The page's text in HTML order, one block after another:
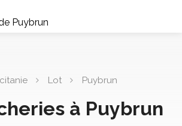
Puybrun
Lot Puybrun
à Puybrun